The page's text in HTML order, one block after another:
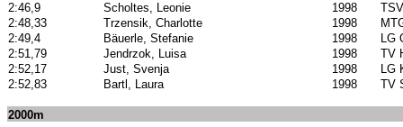
2:46,9
Scholtes, Leonie 1998
2:48,33
Trzensik, Charlotte 1998
2:49,4
Bäuerle, Stefanie 1998
LG
2:51,79
Jendrzok, Luisa 1998
TV
2:52,17
Just, Svenja 1998
LG
2:52,83
Bartl, Laura 1998 TV
2000m